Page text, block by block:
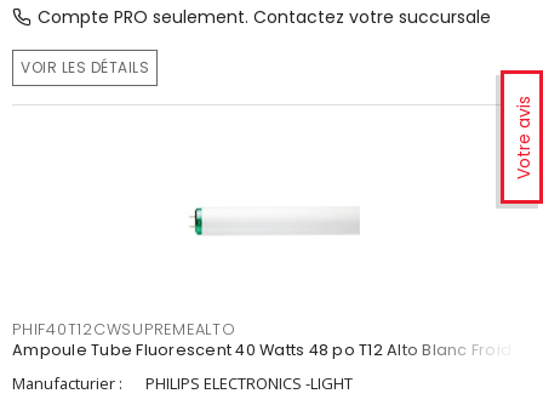
Votre avis
Compte PRO seulement. Contactez votre succursale
VOIR LES DÉTAILS
PHIF40T12CWSUPREMEALTO
Ampoule Tube Fluorescent 40 Watts 48 po T12 Alto Blanc Froid
Manufacturier :
PHILIPS ELECTRONICS -LIGHT